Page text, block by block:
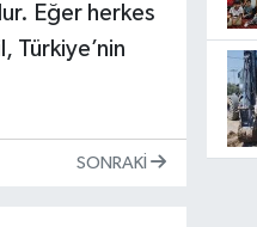
Eğer herkes
Türkiye’nin
SONRAKI